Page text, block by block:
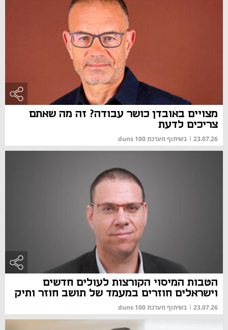
מצויים באובדן כושר עבודה? זה מה שאתם
צריכים לדעת
23.07.26
| בשיתוף מערכת duns 100
הטבות המיסוי הקורצות לעולים חדשים
וישראלים חוזרים במעמד של תושב חוזר ותיק
23.07.26
| בשיתוף מערכת duns 100